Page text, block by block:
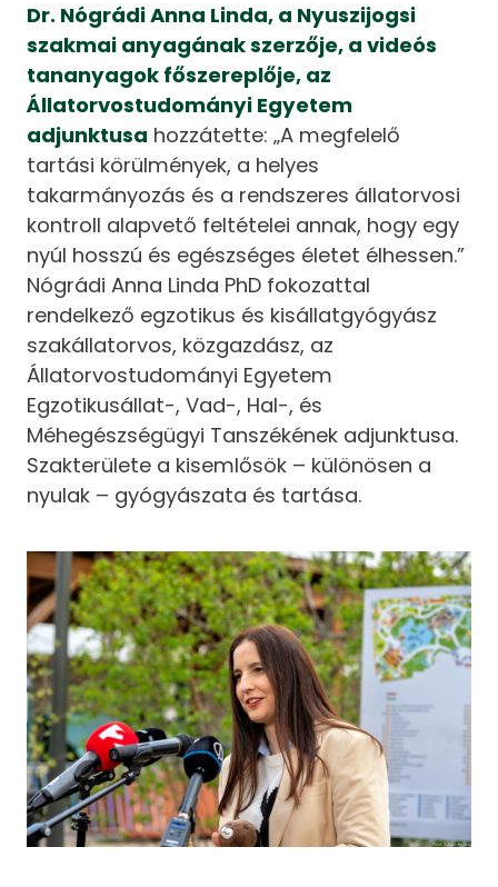
Dr. Nógrádi Anna Linda, a Nyuszijogsi
szakmai anyagának szerzője, a videós
tananyagok főszereplője, az
Állatorvostudományi Egyetem
adjunktusa hozzátette: „A megfelelő
tartási körülmények, a helyes
takarmányozás és a rendszeres állatorvosi
kontroll alapvető feltételei annak, hogy egy
nyúl hosszú és egészséges életet élhessen.”
Nógrádi Anna Linda PhD fokozattal
rendelkező egzotikus és kisállatgyógyász
szakállatorvos, közgazdász, az
Állatorvostudományi Egyetem
Egzotikusállat-, Vad-, Hal-, és
Méhegészségügyi Tanszékének adjunktusa.
Szakterülete a kisemlősök – különösen a
nyulak – gyógyászata és tartása.